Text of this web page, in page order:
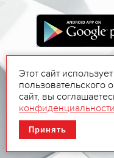
Этот сайт
пользовательского
сайт, вы
конфиденциальности
Принять